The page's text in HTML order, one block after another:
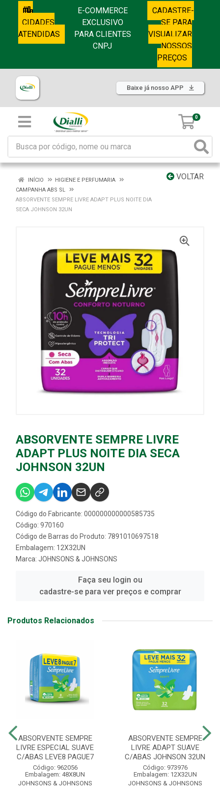
CIDADES
ATENDIDAS
E-COMMERCE
EXCLUSIVO
PARA CLIENTES
CNPJ
CADASTRE-
SE PARA
VISUALIZAR
NOSSOS
PREÇOS
Baixe já nosso APP
0
VOLTAR
INÍCIO
HIGIENE E PERFUMARIA
CAMPANHA ABS SL
ABSORVENTE SEMPRE LIVRE ADAPT PLUS NOITE DIA
SECA JOHNSON 32UN
ABSORVENTE SEMPRE LIVRE
ADAPT PLUS NOITE DIA SECA
JOHNSON 32UN
Código do Fabricante: 000000000000585735
Código: 970160
Código de Barras do Produto: 7891010697518
Embalagem: 12X32UN
Marca: JOHNSONS & JOHNSONS
Faça seu login ou
cadastre-se para ver preços e comprar
Produtos Relacionados
ABSORVENTE SEMPRE
LIVRE ESPECIAL SUAVE
C/ABAS LEVE8 PAGUE7
Código: 962056
Embalagem: 48X8UN
JOHNSONS & JOHNSONS
ABSORVENTE SEMPRE
LIVRE ADAPT SUAVE
C/ABAS JOHNSON 32UN
Código: 973976
Embalagem: 12X32UN
JOHNSONS & JOHNSONS